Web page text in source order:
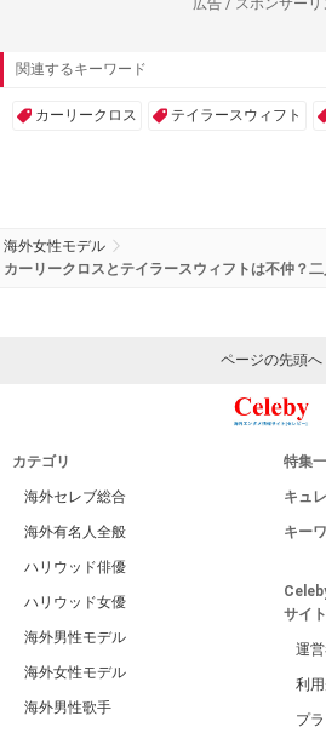
広告 / スポンサーリ
関連するキーワード
カーリークロス テイラースウィフト
海外女性モデル
カーリークロスとテイラースウィフトは不仲？
ページの先頭へ
カテゴリ
海外セレブ総合
海外有名人全般
ハリウッド俳優
ハリウッド女優
海外男性モデル
海外女性モデル
海外男性歌手
特集
キュ
キー
サイ
運
利
プ